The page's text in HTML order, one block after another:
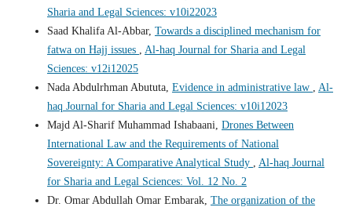
Sharia and Legal Sciences: v10i22023
Saad Khalifa Al-Abbar, Towards a disciplined mechanism for
fatwa on Hajj issues
Al-haq Journal for Sharia and Legal
Sciences: v12i12025
Nada Abdulrhman Abututa, Evidence in administrative law
Al-
haq Journal for Sharia and Legal Sciences: v10i12023
Majd Al-Sharif Muhammad Ishabaani, Drones Between
International Law and the Requirements of National
Sovereignty: A Comparative Analytical Study
Al-haq Journal
for Sharia and Legal Sciences: Vol. 12 No. 2
Dr. Omar Abdullah Omar Embarak, The organization of the